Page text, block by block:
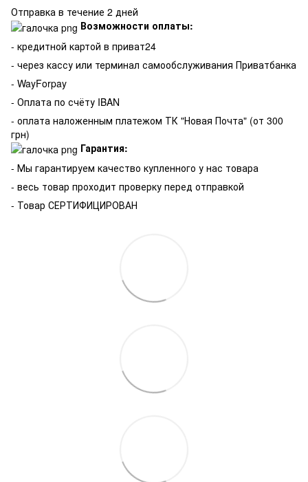
Отправка в течение 2 дней
Возможности оплаты:
- кредитной картой в приват24
- через кассу или терминал самообслуживания Приватбанка
- WayForpay
- Оплата по счёту IBAN
- оплата наложенным платежом ТК "Новая Почта" (от 300
грн)
Гарантия:
- Мы гарантируем качество купленного у нас товара
- весь товар проходит проверку перед отправкой
- Товар СЕРТИФИЦИРОВАН